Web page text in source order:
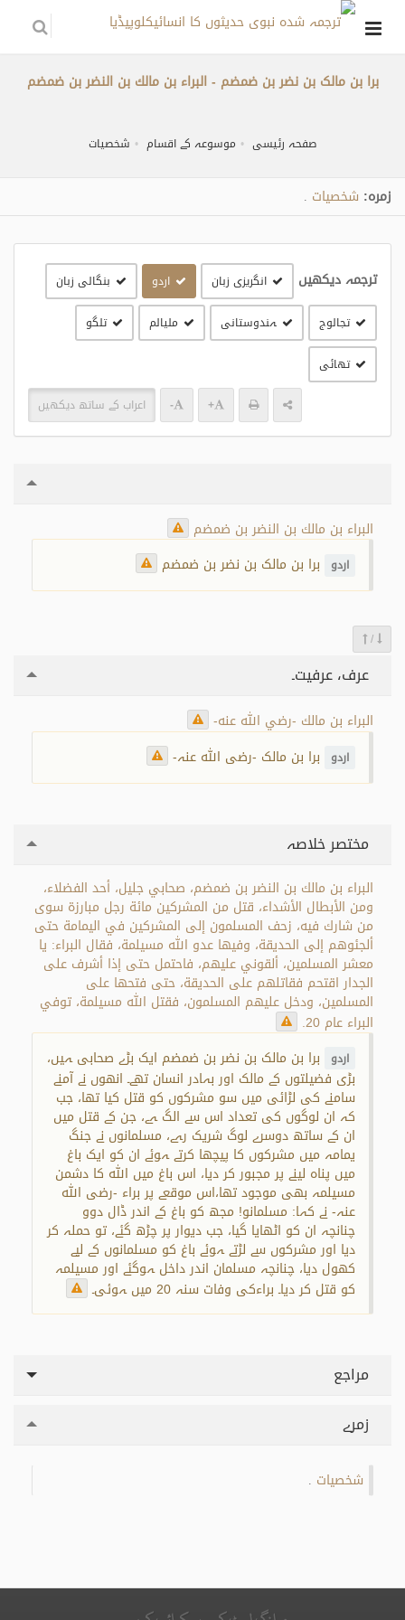
برا بن مالک بن نضر بن ضمضم - البراء بن مالك بن النضر بن ضمضم
صفحہ رئیسی موسوعہ کے اقسام شخصیات
زمره: شخصیات
ترجمہ دیکھیں انگریزی زبان اردو بنگالی زبان
تجالوج ہندوستانی مليالم تلگو
تھائی
+
- اعراب کے ساتھ دیکھیں
البراء بن مالك بن النضر بن ضمضم
اردو برا بن مالک بن نضر بن ضمضم
/
عرف، عرفیت۔
البراء بن مالك -رضي الله عنه-
اردو برا بن مالک -رضی اللہ عنہ-
مختصر خلاصہ
البراء بن مالك بن النضر بن ضمضم، صحابي جليل، أحد الفضلاء،
ومن الأبطال الأشداء، قتل من المشركين مائة رجل مبارزة سوى
من شارك فيه، زحف المسلمون إلى المشركين في اليمامة حتى
ألجئوهم إلى الحديقة، وفيها عدو الله مسيلمة، فقال البراء: يا
معشر المسلمين، ألقوني عليهم، فاحتمل حتى إذا أشرف على
الجدار اقتحم فقاتلهم على الحديقة، حتى فتحها على
المسلمين، ودخل عليهم المسلمون، فقتل الله مسيلمة، توفي
البراء عام 20.
اردو
برا بن مالک بن نضر بن ضمضم ایک بڑے صحابی ہیں،
بڑی فضیلتوں کے مالک اور بہادر انسان تھے۔ انھوں نے آمنے
سامنے کی لڑائی میں سو مشرکوں کو قتل کیا تھا، جب
کہ ان لوگوں کی تعداد اس سے الگ ہے، جن کے قتل میں
ان کے ساتھ دوسرے لوگ شریک رہے، مسلمانوں نے جنگ
یمامہ میں مشرکوں کا پیچھا کرتے ہوئے ان کو ایک باغ
میں پناہ لینے پر مجبور کر دیا، اس باغ میں اللہ کا دشمن
مسیلمہ بھی موجود تھا،اس موقعے پر براء -رضی اللہ
عنہ- نے کہا: مسلمانو! مجھ کو باغ کے اندر ڈال دوو
چنانچہ ان کو اٹھایا گیا، جب دیوار پر چڑھ گئے، تو حملہ کر
دیا اور مشرکوں سے لڑتے ہوئے باغ کو مسلمانوں کے لیے
کھول دیا، چنانچہ مسلمان اندر داخل ہوگئے اور مسیلمہ
کو قتل کر دیا۔ براءکی وفات سنہ 20 میں ہوئی۔
مراجع
زمرے
شخصیات